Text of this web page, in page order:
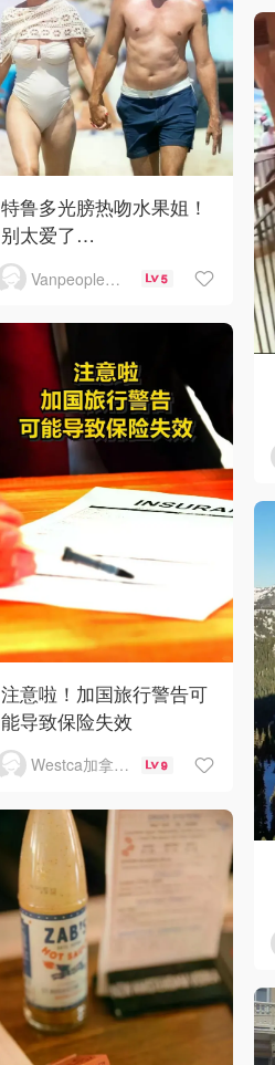
特鲁多光膀热吻水果姐！
别太爱了…
Vanpeople人在温哥华 5
注意啦！加国旅行警告可
能导致保险失效
Westca加拿大生活 9